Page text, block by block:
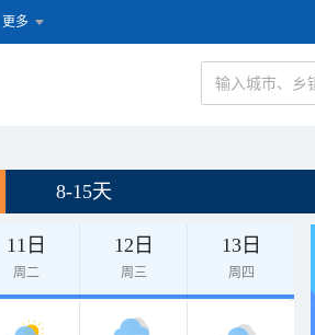
更多
8-15天
11日
周二
12日
周三
13日
周四